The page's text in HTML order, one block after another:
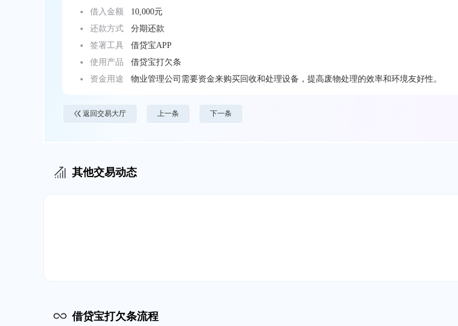
借入金额
10,000元
还款方式
分期还款
签署工具
借贷宝APP
使用产品
借贷宝打欠条
资金用途
物业管理公司需要资金来购买回收和处理设备，提高废物处理的效率和环境友好性。
返回交易大厅 上一条 下一条
其他交易动态
借贷宝打欠条流程